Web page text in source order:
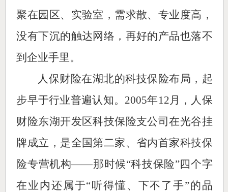
聚在园区、实验室，需求散、专业度高，
没有下沉的触达网络，再好的产品也落不
到企业手里。
人保财险在湖北的科技保险布局，起
步早于行业普遍认知。2005年12月，人保
财险东湖开发区科技保险支公司在光谷挂
牌成立，是全国第二家、省内首家科技保
险专营机构——那时候“科技保险”四个字
在业内还属于“听得懂、下不了手”的品